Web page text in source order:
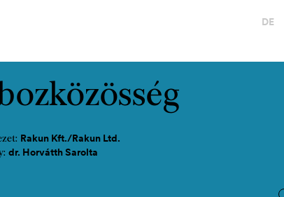
DE
Rakun Kft./Rakun Ltd.
dr. Horvátth Sarolta